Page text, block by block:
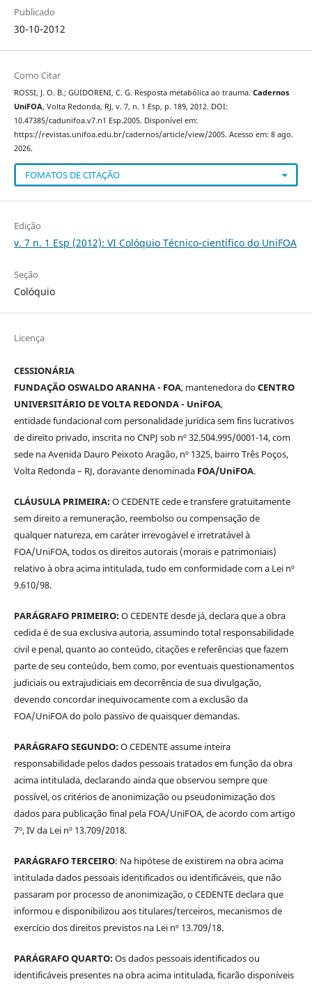
Publicado
30-10-2012
Como Citar
ROSSI, J. O. B.; GUIDORENI, C. G. Resposta metabólica ao trauma. Cadernos
UniFOA, Volta Redonda, RJ, v. 7, n. 1 Esp, p. 189, 2012. DOI:
10.47385/cadunifoa.v7.n1 Esp.2005. Disponível em:
https://revistas.unifoa.edu.br/cadernos/article/view/2005. Acesso em: 8 ago.
2026.
FOMATOS DE CITAÇÃO
Edição
v. 7 n. 1 Esp (2012): VI Colóquio Técnico-científico do UniFOA
Seção
Colóquio
Licença
CESSIONÁRIA
FUNDAÇÃO OSWALDO ARANHA - FOA, mantenedora doCENTRO
UNIVERSITÁRIO DE VOLTA REDONDA - UniFOA,
entidade fundacional com personalidade jurídica sem fins lucrativos
de direito privado, inscrita no CNPJ sob nº 32.504.995/0001-14, com
sede na Avenida Dauro Peixoto Aragão, nº 1325, bairro Três Poços,
Volta Redonda – RJ, doravante denominada FOA/UniFOA.
CLÁUSULA PRIMEIRA:O CEDENTE cede e transfere gratuitamente
sem direito a remuneração, reembolso ou compensação de
qualquer natureza, em caráter irrevogável e irretratável à
FOA/UniFOA, todos os direitos autorais (morais e patrimoniais)
relativo à obra acima intitulada, tudo em conformidade com a Lei nº
9.610/98.
PARÁGRAFO PRIMEIRO:O CEDENTE desde já, declara que a obra
cedida é de sua exclusiva autoria, assumindo total responsabilidade
civil e penal, quanto ao conteúdo, citações e referências que fazem
parte de seu conteúdo, bem como, por eventuais questionamentos
judiciais ou extrajudiciais em decorrência de sua divulgação,
devendo concordar inequivocamente com a exclusão da
FOA/UniFOA do polo passivo de quaisquer demandas.
PARÁGRAFO SEGUNDO:O CEDENTE assume inteira
responsabilidade pelos dados pessoais tratados em função da obra
acima intitulada, declarando ainda que observou sempre que
possível, os critérios de anonimização ou pseudonimização dos
dados para publicação final pela FOA/UniFOA, de acordo com artigo
7º, IV da Lei nº 13.709/2018.
PARÁGRAFO TERCEIRO: Na hipótese de existirem na obra acima
intitulada dados pessoais identificados ou identificáveis, que não
passaram por processo de anonimização, o CEDENTE declara que
informou e disponibilizou aos titulares/terceiros, mecanismos de
exercício dos direitos previstos na Lei nº 13.709/18.
PARÁGRAFO QUARTO:Os dados pessoais identificados ou
identificáveis presentes na obra acima intitulada, ficarão disponíveis